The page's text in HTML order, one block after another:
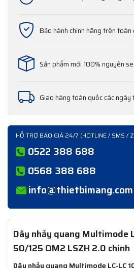
Bảo hành chính hãng trên toàn
Sản phẩm mới 100% nguyên
Giao hàng toàn quốc các ngày
HỖ TRỢ BÁO GIÁ 24/7 (HOTLINE / SMS /
0522 388 688
0568 388 688
info@thietbimang.com
Dây nhảy quang Multimode
50/125 OM2 LSZH 2.0 chính
Dây nhảy quang Multimode LC-LC